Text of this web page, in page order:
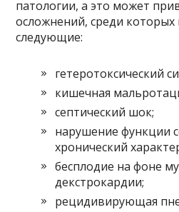
патологии, а это может
осложнений, среди
следующие:
гетеротоксический
кишечная
септический шок;
нарушение функции
хронический
бесплодие на фоне
декстрокардии;
рецидивирующая